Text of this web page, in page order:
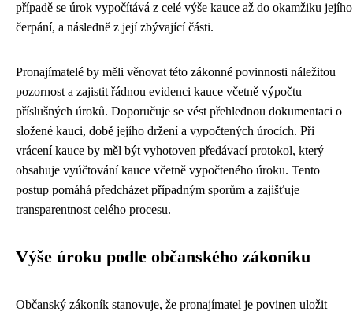
případě se úrok vypočítává z celé výše kauce až do okamžiku jejího
čerpání, a následně z její zbývající části.
Pronajímatelé by měli věnovat této zákonné povinnosti náležitou
pozornost a zajistit řádnou evidenci kauce včetně výpočtu
příslušných úroků. Doporučuje se vést přehlednou dokumentaci o
složené kauci, době jejího držení a vypočtených úrocích. Při
vrácení kauce by měl být vyhotoven předávací protokol, který
obsahuje vyúčtování kauce včetně vypočteného úroku. Tento
postup pomáhá předcházet případným sporům a zajišťuje
transparentnost celého procesu.
Výše úroku podle občanského zákoníku
Občanský zákoník stanovuje, že pronajímatel je povinen uložit